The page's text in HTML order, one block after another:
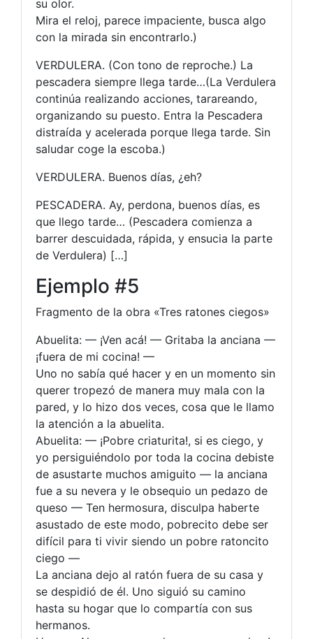
su olor.
Mira el reloj, parece impaciente, busca algo
con la mirada sin encontrarlo.)
VERDULERA. (Con tono de reproche.) La
pescadera siempre llega tarde…(La Verdulera
continúa realizando acciones, tarareando,
organizando su puesto. Entra la Pescadera
distraída y acelerada porque llega tarde. Sin
saludar coge la escoba.)
VERDULERA. Buenos días, ¿eh?
PESCADERA. Ay, perdona, buenos días, es
que llego tarde… (Pescadera comienza a
barrer descuidada, rápida, y ensucia la parte
de Verdulera) […]
Ejemplo #5
Fragmento de la obra «Tres ratones ciegos»
Abuelita: — ¡Ven acá! — Gritaba la anciana —
¡fuera de mi cocina! —
Uno no sabía qué hacer y en un momento sin
querer tropezó de manera muy mala con la
pared, y lo hizo dos veces, cosa que le llamo
la atención a la abuelita.
Abuelita: — ¡Pobre criaturita!, si es ciego, y
yo persiguiéndolo por toda la cocina debiste
de asustarte muchos amiguito — la anciana
fue a su nevera y le obsequio un pedazo de
queso — Ten hermosura, disculpa haberte
asustado de este modo, pobrecito debe ser
difícil para ti vivir siendo un pobre ratoncito
ciego —
La anciana dejo al ratón fuera de su casa y
se despidió de él. Uno siguió su camino
hasta su hogar que lo compartía con sus
hermanos.